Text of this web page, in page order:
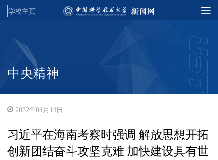
学校主页
中央精神
2022年04月14日
习近平在海南考察时强调 解放思想开拓
创新团结奋斗攻坚克难 加快建设具有世